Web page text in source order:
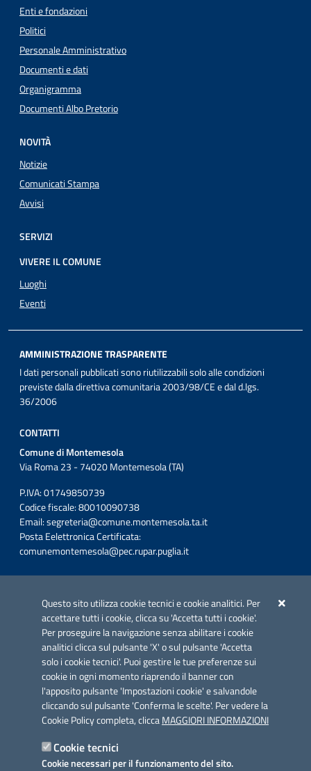
Questo sito utilizza cookie tecnici e cookie analitici. Per
accettare tutti i cookie, clicca su 'Accetta tutti i cookie'.
Per proseguire la navigazione senza abilitare i cookie
analitici clicca sul pulsante 'X' o sul pulsante 'Accetta
solo i cookie tecnici'. Puoi gestire le tue preferenze sui
cookie in ogni momento riaprendo il banner con
l'apposito pulsante 'Impostazioni cookie' e salvandole
cliccando sul pulsante 'Conferma le scelte'. Per vedere la
Cookie Policy completa, cliccaMAGGIORI INFORMAZIONI
Cookie tecnici
Cookie necessari per il funzionamento del sito.
Enti e fondazioni
Politici
Personale Amministrativo
Documenti e dati
Organigramma
Documenti Albo Pretorio
NOVITÀ
Notizie
Comunicati Stampa
Avvisi
SERVIZI
VIVERE IL COMUNE
Luoghi
Eventi
AMMINISTRAZIONE TRASPARENTE
I dati personali pubblicati sono riutilizzabili solo alle condizioni
previste dalla direttiva comunitaria 2003/98/CE e dal d.lgs.
36/2006
CONTATTI
Comune di Montemesola
Via Roma 23 - 74020 Montemesola (TA)
P.IVA: 01749850739
Codice fiscale: 80010090738
Email:segreteria@comune.montemesola.ta.it
Posta Eelettronica Certificata:
comunemontemesola@pec.rupar.puglia.it
Azione 2.3.
Link utili
Informativa privacy
Dichiarazione di accessibilità